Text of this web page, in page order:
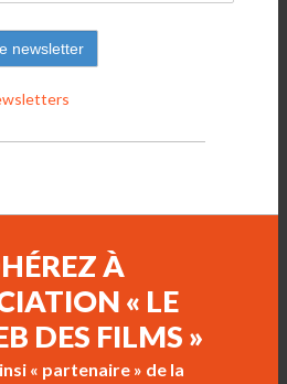
À
« LE
DES FILMS »
« partenaire » de la